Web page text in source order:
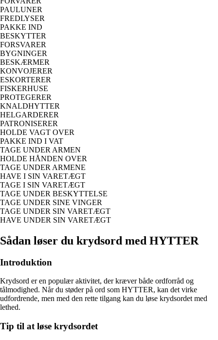
PAULUNER
FREDLYSER
PAKKE IND
BESKYTTER
FORSVARER
BYGNINGER
BESKÆRMER
KONVOJERER
ESKORTERER
FISKERHUSE
PROTEGERER
KNALDHYTTER
HELGARDERER
PATRONISERER
HOLDE VAGT OVER
PAKKE IND I VAT
TAGE UNDER ARMEN
HOLDE HÅNDEN OVER
TAGE UNDER ARMENE
HAVE I SIN VARETÆGT
TAGE I SIN VARETÆGT
TAGE UNDER BESKYTTELSE
TAGE UNDER SINE VINGER
TAGE UNDER SIN VARETÆGT
HAVE UNDER SIN VARETÆGT
Sådan løser du krydsord med HYTTER
Introduktion
Krydsord er en populær aktivitet, der kræver både ordforråd og
tålmodighed. Når du støder på ord som HYTTER, kan det virke
udfordrende, men med den rette tilgang kan du løse krydsordet med
lethed.
Tip til at løse krydsordet